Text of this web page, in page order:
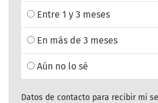
Entre 1 y 3 meses
En más de 3 meses
Aún no lo sé
Datos de contacto para recibir mi